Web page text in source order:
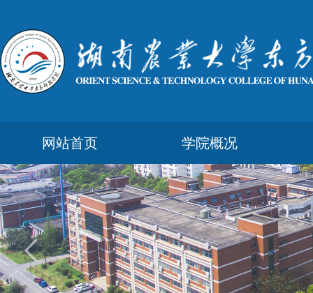
网站首页 学院概况